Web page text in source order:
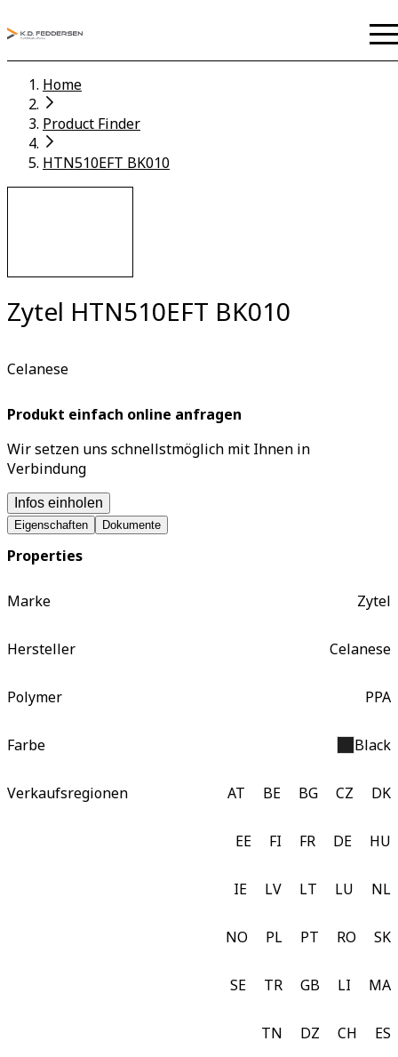
Home
Product Finder
HTN510EFT BK010
Zytel HTN510EFT BK010
Celanese
Produkt einfach online anfragen
Wir setzen uns schnellstmöglich mit Ihnen in
Verbindung
Infos einholen
Eigenschaften Dokumente
Properties
Marke Zytel
Hersteller Celanese
Polymer PPA
Farbe Black
Verkaufsregionen AT BE BG CZ DK
EE FI FR DE HU
IE LV LT LU NL
NO PL PT RO SK
SE TR GB LI MA
TN DZ CH ES